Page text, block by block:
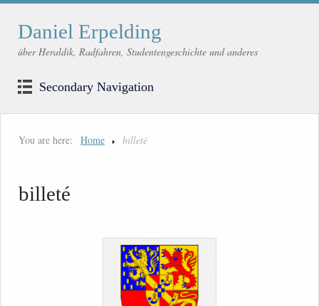
Daniel Erpelding
über Heraldik, Radfahren, Studentengeschichte und anderes
Secondary Navigation
You are here: Home billeté
billeté